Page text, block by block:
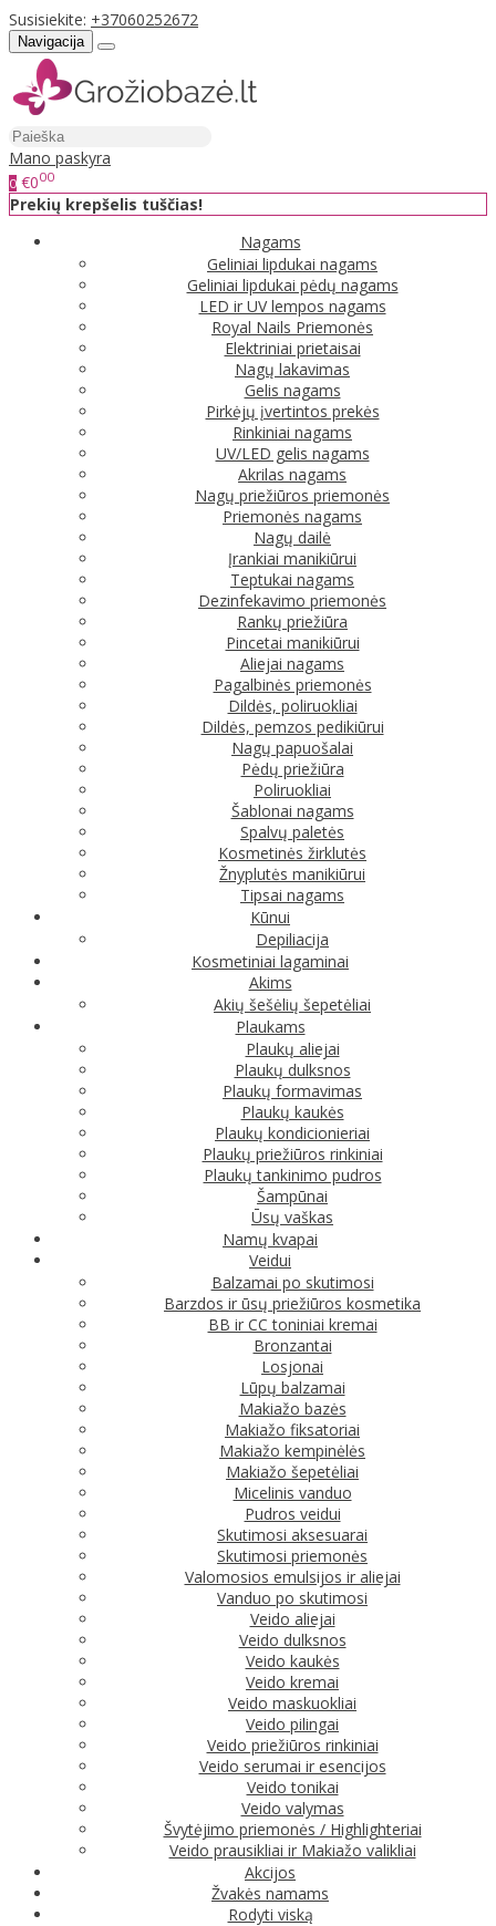
Susisiekite: +37060252672
Navigacija
Mano paskyra
0 €000
Prekių krepšelis tuščias!
Nagams
Geliniai lipdukai nagams
Geliniai lipdukai pėdų nagams
LED ir UV lempos nagams
Royal Nails Priemonės
Elektriniai prietaisai
Nagų lakavimas
Gelis nagams
Pirkėjų įvertintos prekės
Rinkiniai nagams
UV/LED gelis nagams
Akrilas nagams
Nagų priežiūros priemonės
Priemonės nagams
Nagų dailė
Įrankiai manikiūrui
Teptukai nagams
Dezinfekavimo priemonės
Rankų priežiūra
Pincetai manikiūrui
Aliejai nagams
Pagalbinės priemonės
Dildės, poliruokliai
Dildės, pemzos pedikiūrui
Nagų papuošalai
Pėdų priežiūra
Poliruokliai
Šablonai nagams
Spalvų paletės
Kosmetinės žirklutės
Žnyplutės manikiūrui
Tipsai nagams
Kūnui
Depiliacija
Kosmetiniai lagaminai
Akims
Akių šešėlių šepetėliai
Plaukams
Plaukų aliejai
Plaukų dulksnos
Plaukų formavimas
Plaukų kaukės
Plaukų kondicionieriai
Plaukų priežiūros rinkiniai
Plaukų tankinimo pudros
Šampūnai
Ūsų vaškas
Namų kvapai
Veidui
Balzamai po skutimosi
Barzdos ir ūsų priežiūros kosmetika
BB ir CC toniniai kremai
Bronzantai
Losjonai
Lūpų balzamai
Makiažo bazės
Makiažo fiksatoriai
Makiažo kempinėlės
Makiažo šepetėliai
Micelinis vanduo
Pudros veidui
Skutimosi aksesuarai
Skutimosi priemonės
Valomosios emulsijos ir aliejai
Vanduo po skutimosi
Veido aliejai
Veido dulksnos
Veido kaukės
Veido kremai
Veido maskuokliai
Veido pilingai
Veido priežiūros rinkiniai
Veido serumai ir esencijos
Veido tonikai
Veido valymas
Švytėjimo priemonės / Highlighteriai
Veido prausikliai ir Makiažo valikliai
Akcijos
Žvakės namams
Rodyti viską